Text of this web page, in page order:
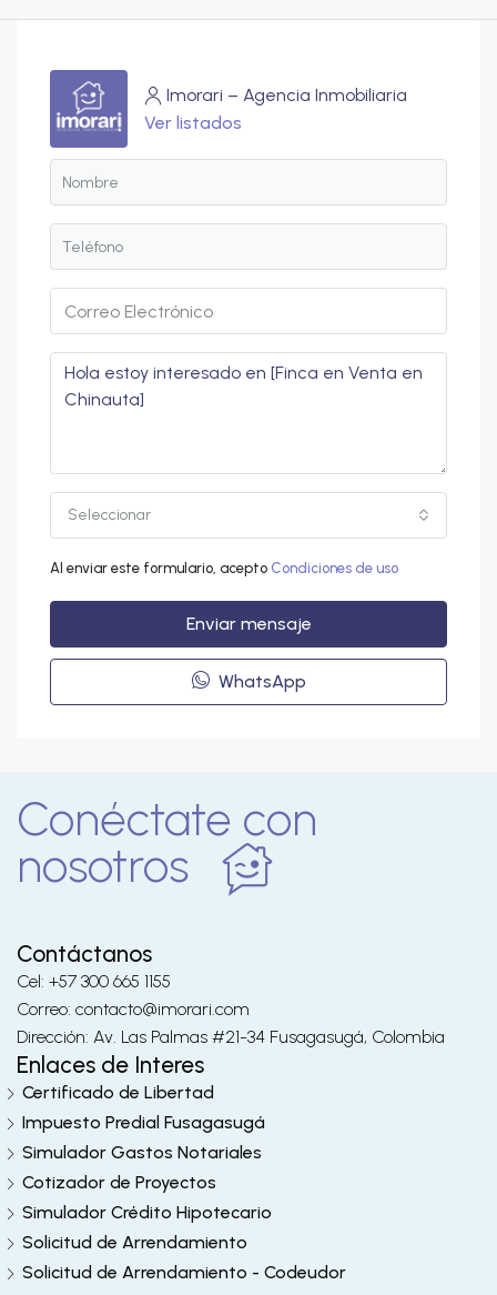
Imorari – Agencia Inmobiliaria
Ver listados
Seleccionar
Al enviar este formulario, acepto Condiciones de uso
Enviar mensaje
WhatsApp
Conéctate con
nosotros
Contáctanos
Cel: +57 300 665 1155
Correo: contacto@imorari.com
Dirección: Av. Las Palmas #21-34 Fusagasugá, Colombia
Enlaces de Interes
Certificado de Libertad
Impuesto Predial Fusagasugá
Simulador Gastos Notariales
Cotizador de Proyectos
Simulador Crédito Hipotecario
Solicitud de Arrendamiento
Solicitud de Arrendamiento - Codeudor